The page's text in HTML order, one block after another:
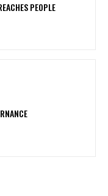
PEOPLE